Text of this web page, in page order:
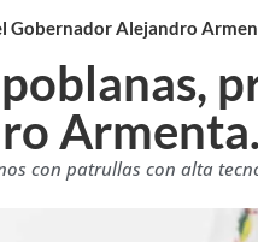
Gobernador Alejandro
Armenta.
con patrullas con alta